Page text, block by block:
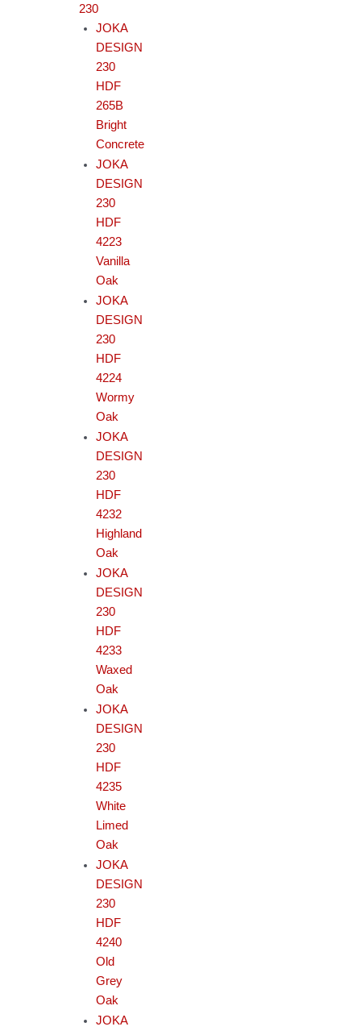
230
JOKA
DESIGN
230
HDF
265B
Bright
Concrete
JOKA
DESIGN
230
HDF
4223
Vanilla
Oak
JOKA
DESIGN
230
HDF
4224
Wormy
Oak
JOKA
DESIGN
230
HDF
4232
Highland
Oak
JOKA
DESIGN
230
HDF
4233
Waxed
Oak
JOKA
DESIGN
230
HDF
4235
White
Limed
Oak
JOKA
DESIGN
230
HDF
4240
Old
Grey
Oak
JOKA